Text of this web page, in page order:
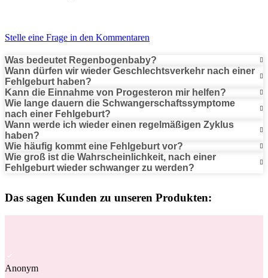
Stelle eine Frage in den Kommentaren
Was bedeutet Regenbogenbaby?
Wann dürfen wir wieder Geschlechtsverkehr nach einer
Fehlgeburt haben?
Kann die Einnahme von Progesteron mir helfen?
Wie lange dauern die Schwangerschaftssymptome
nach einer Fehlgeburt?
Wann werde ich wieder einen regelmäßigen Zyklus
haben?
Wie häufig kommt eine Fehlgeburt vor?
Wie groß ist die Wahrscheinlichkeit, nach einer
Fehlgeburt wieder schwanger zu werden?
Das sagen Kunden zu unseren Produkten:
Anonym